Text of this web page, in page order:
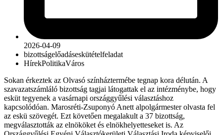
2026-04-09
bizottságelőadáseskütételfeladat
HírekPolitikaVáros
Sokan érkeztek az Olvasó színháztermébe tegnap kora délután. A
szavazatszámláló bizottság tagjai látogattak el az intézménybe, hogy
esküt tegyenek a vasárnapi országgyűlési választáshoz
kapcsolódóan. Marosréti-Zsuponyó Anett alpolgármester olvasta fel
az eskü szövegét. Ezt követően megalakult a 37 bizottság,
megválasztották az elnököket és elnökhelyetteseket is. Az